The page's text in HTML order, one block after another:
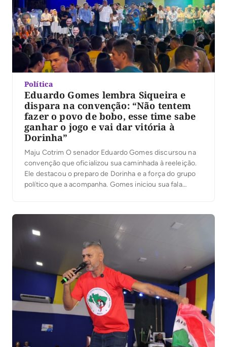
Política
Eduardo Gomes lembra Siqueira e
dispara na convenção: “Não tentem
fazer o povo de bobo, esse time sabe
ganhar o jogo e vai dar vitória à
Dorinha”
Maju Cotrim O senador Eduardo Gomes discursou na
convenção que oficializou sua caminhada à reeleição.
Ele destacou o preparo de Dorinha e a força do grupo
político que a acompanha. Gomes iniciou sua fala
governador Wanderlei Barbosa”, afirmou. Em seguida,
relembrou […]